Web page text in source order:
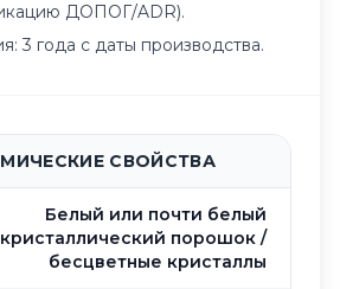
ДОПОГ/ADR).
3 года с даты производства.
СВОЙСТВА
Белый или почти белый
кристаллический порошок /
бесцветные кристаллы